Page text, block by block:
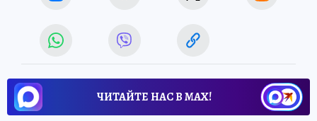
ЧИТАЙТЕ НАС В МАХ!